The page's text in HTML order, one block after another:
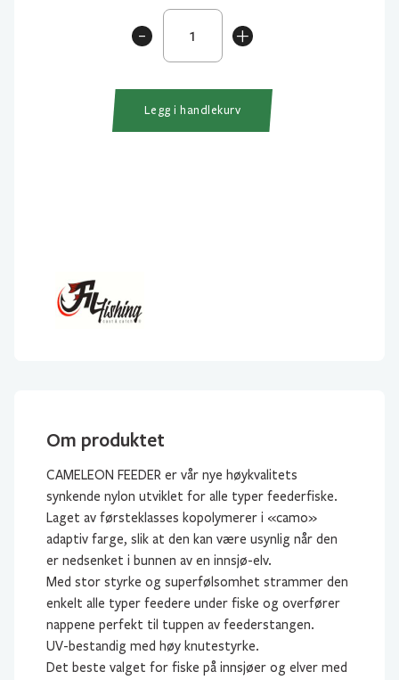
+
Cameleon
Feeder
antall
-
Legg i handlekurv
Om produktet
CAMELEON FEEDER er vår nye høykvalitets
synkende nylon utviklet for alle typer feederfiske.
Laget av førsteklasses kopolymerer i «camo»
adaptiv farge, slik at den kan være usynlig når den
er nedsenket i bunnen av en innsjø-elv.
Med stor styrke og superfølsomhet strammer den
enkelt alle typer feedere under fiske og overfører
nappene perfekt til tuppen av feederstangen.
UV-bestandig med høy knutestyrke.
Det beste valget for fiske på innsjøer og elver med